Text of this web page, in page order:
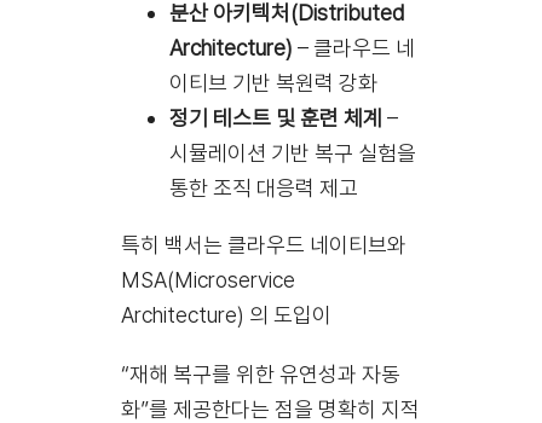
분산 아키텍처(Distributed
Architecture) – 클라우드 네
이티브 기반 복원력 강화
정기 테스트 및 훈련 체계 –
시뮬레이션 기반 복구 실험을
통한 조직 대응력 제고
특히 백서는 클라우드 네이티브와
MSA(Microservice
Architecture) 의 도입이
“재해 복구를 위한 유연성과 자동
화”를 제공한다는 점을 명확히 지적